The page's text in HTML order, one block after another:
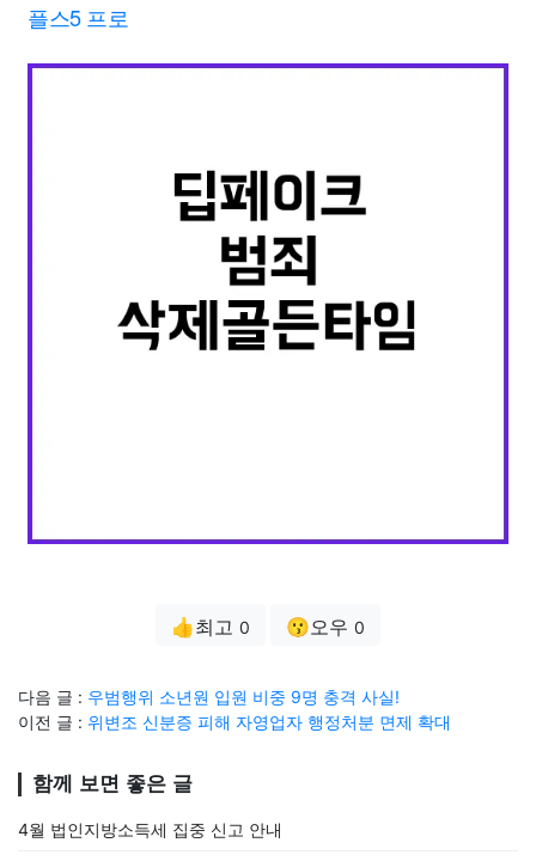
플스5 프로
👍최고 0 😗오우 0
다음 글 : 우범행위 소년원 입원 비중 9명 충격 사실!
이전 글 : 위변조 신분증 피해 자영업자 행정처분 면제 확대
함께 보면 좋은 글
4월 법인지방소득세 집중 신고 안내